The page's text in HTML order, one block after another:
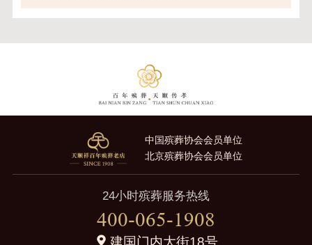
中国殡葬协会会员单位
北京殡葬协会会员单位
24小时殡葬服务热线
400-065-1908
建国门内大街18号